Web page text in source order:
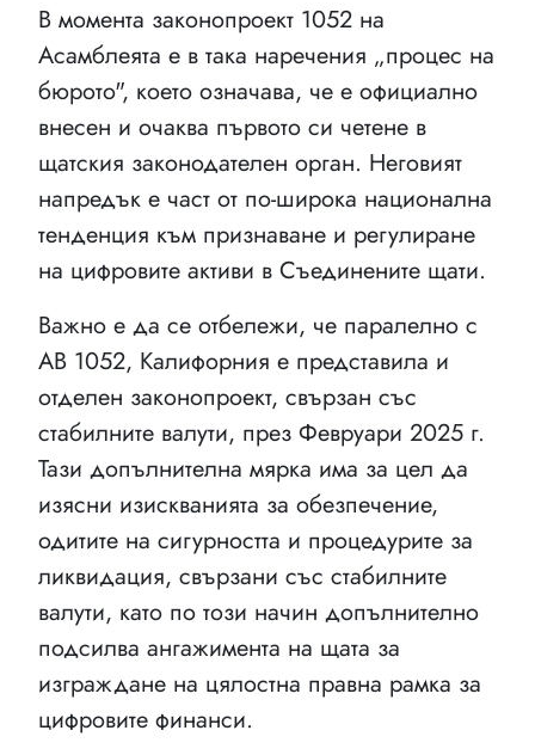
В момента законопроект 1052 на
Асамблеята е в така наречения „процес на
бюрото", което означава, че е официално
внесен и очаква първото си четене в
щатския законодателен орган. Неговият
напредък е част от по-широка национална
тенденция към признаване и регулиране
на цифровите активи в Съединените щати.
Важно е да се отбележи, че паралелно с
AB 1052, Калифорния е представила и
отделен законопроект, свързан със
стабилните валути, през Февруари 2025 г.
Тази допълнителна мярка има за цел да
изясни изискванията за обезпечение,
одитите на сигурността и процедурите за
ликвидация, свързани със стабилните
валути, като по този начин допълнително
подсилва ангажимента на щата за
изграждане на цялостна правна рамка за
цифровите финанси.